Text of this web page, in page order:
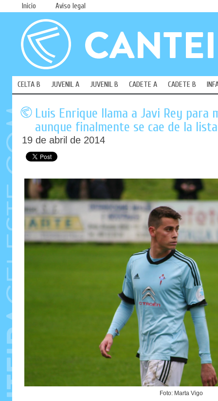
Inicio Aviso legal
CELTA B JUVENIL A JUVENIL B CADETE A CADETE B
Luis Enrique llama a Javi Rey para
aunque finalmente se cae de la lista
19 de abril de 2014
Foto: Marta Vigo